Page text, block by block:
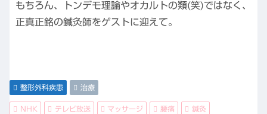
もちろん、トンデモ理論やオカルトの類(笑)ではなく、
正真正銘の鍼灸師をゲストに迎えて。
整形外科疾患 治療
NHK テレビ放送 マッサージ 腰痛 鍼灸